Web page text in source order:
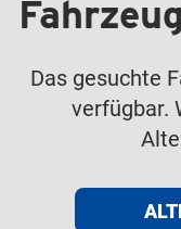
Das gesuchte
verfügbar.